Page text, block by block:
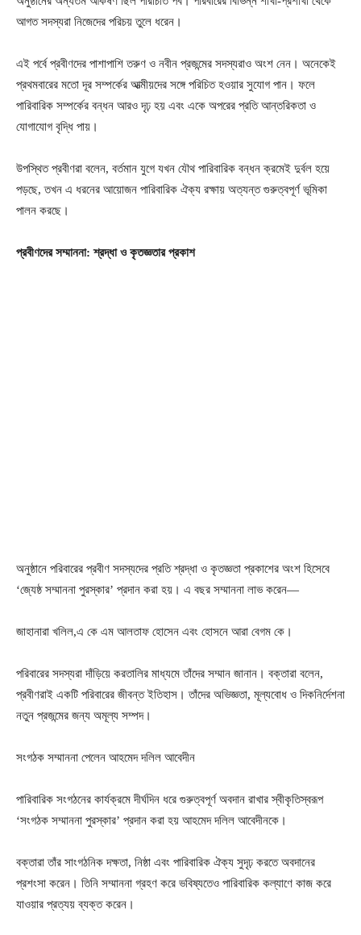
আগত সদস্যরা নিজেদের পরিচয় তুলে ধরেন।
এই পর্বে প্রবীণদের পাশাপাশি তরুণ ও নবীন প্রজন্মের সদস্যরাও অংশ নেন। অনেকেই
প্রথমবারের মতো দূর সম্পর্কের আত্মীয়দের সঙ্গে পরিচিত হওয়ার সুযোগ পান। ফলে
পারিবারিক সম্পর্কের বন্ধন আরও দৃঢ় হয় এবং একে অপরের প্রতি আন্তরিকতা ও
যোগাযোগ বৃদ্ধি পায়।
উপস্থিত প্রবীণরা বলেন, বর্তমান যুগে যখন যৌথ পারিবারিক বন্ধন ক্রমেই দুর্বল হয়ে
পড়ছে, তখন এ ধরনের আয়োজন পারিবারিক ঐক্য রক্ষায় অত্যন্ত গুরুত্বপূর্ণ ভূমিকা
পালন করছে।
প্রবীণদের সম্মাননা: শ্রদ্ধা ও কৃতজ্ঞতার প্রকাশ
অনুষ্ঠানে পরিবারের প্রবীণ সদস্যদের প্রতি শ্রদ্ধা ও কৃতজ্ঞতা প্রকাশের অংশ হিসেবে
‘জ্যেষ্ঠ সম্মাননা পুরস্কার’ প্রদান করা হয়। এ বছর সম্মাননা লাভ করেন—
জাহানারা খলিল,এ কে এম আলতাফ হোসেন এবং হোসনে আরা বেগম কে।
পরিবারের সদস্যরা দাঁড়িয়ে করতালির মাধ্যমে তাঁদের সম্মান জানান। বক্তারা বলেন,
প্রবীণরাই একটি পরিবারের জীবন্ত ইতিহাস। তাঁদের অভিজ্ঞতা, মূল্যবোধ ও দিকনির্দেশনা
নতুন প্রজন্মের জন্য অমূল্য সম্পদ।
সংগঠক সম্মাননা পেলেন আহমেদ দলিল আবেদীন
পারিবারিক সংগঠনের কার্যক্রমে দীর্ঘদিন ধরে গুরুত্বপূর্ণ অবদান রাখার স্বীকৃতিস্বরূপ
‘সংগঠক সম্মাননা পুরস্কার’ প্রদান করা হয় আহমেদ দলিল আবেদীনকে।
বক্তারা তাঁর সাংগঠনিক দক্ষতা, নিষ্ঠা এবং পারিবারিক ঐক্য সুদৃঢ় করতে অবদানের
প্রশংসা করেন। তিনি সম্মাননা গ্রহণ করে ভবিষ্যতেও পারিবারিক কল্যাণে কাজ করে
যাওয়ার প্রত্যয় ব্যক্ত করেন।